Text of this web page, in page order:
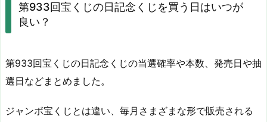
第933回宝くじの日記念くじを買う日はいつが
良い？
第933回宝くじの日記念くじの当選確率や本数、発売日や抽
選日などまとめました。
ジャンボ宝くじとは違い、毎月さまざまな形で販売される